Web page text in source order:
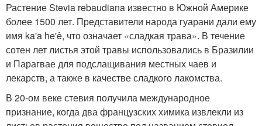
Растение Stevia rebaudiana известно в Южной Америке
более 1500 лет. Представители народа гуарани дали ему
имя ka'a he'ê, что означает «сладкая трава». В течение
сотен лет листья этой травы использовались в Бразилии
и Парагвае для подслащивания местных чаев и
лекарств, а также в качестве сладкого лакомства.
В 20-ом веке стевия получила международное
признание, когда два французских химика извлекли из